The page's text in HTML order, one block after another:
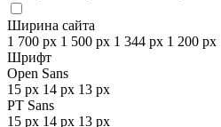
Ширина сайта
1 700 px 1 500 px 1 344 px 1 200 px
Шрифт
Open Sans
15 px 14 px 13 px
PT Sans
15 px 14 px 13 px